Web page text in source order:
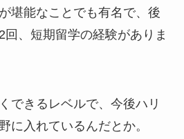
堪能なことでも有名で、後
、短期留学の経験がありま
できるレベルで、今後ハリ
に入れているんだとか。